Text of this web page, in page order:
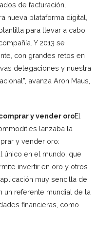
de facturación,
nueva plataforma digital,
para llevar a cabo
Y 2013 se
con grandes retos en
delegaciones y nuestra
avanza Aron Maus,
y vender oroEl
lanzaba la
y vender oro:
único en el mundo, que
invertir en oro y otros
muy sencilla de
un referente mundial de la
financieras, como